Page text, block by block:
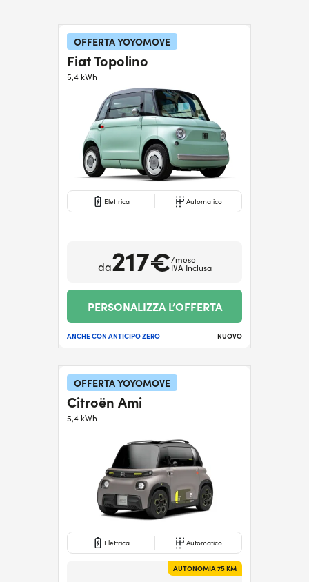
Serve assistenza?
OFFERTA YOYOMOVE
Fiat Topolino
5,4 kWh
Elettrica Automatico
da217€/mese
IVA Inclusa
PERSONALIZZA L’OFFERTA
ANCHE CON ANTICIPO ZERO NUOVO
OFFERTA YOYOMOVE
Citroën Ami
5,4 kWh
Elettrica Automatico
AUTONOMIA 75 KM